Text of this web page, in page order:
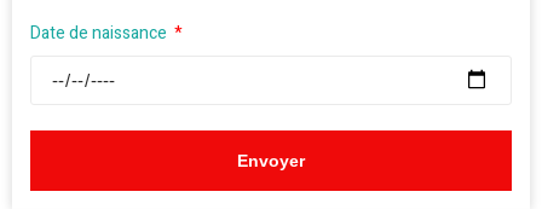
Date de naissance
Envoyer